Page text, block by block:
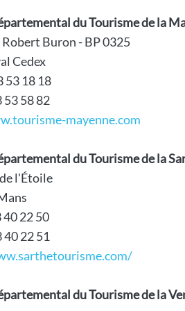
du Tourisme de la
Robert Buron - BP 0325
Cedex
53 18 18
53 58 82
mayenne.com
du Tourisme de la
l'Étoile
40 22 50
40 22 51
du Tourisme de la